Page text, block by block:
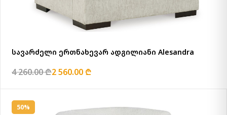
სავარძელი ერთნახევარ ადგილიანი Alesandra
4 260.00 ₾2 560.00 ₾
50%